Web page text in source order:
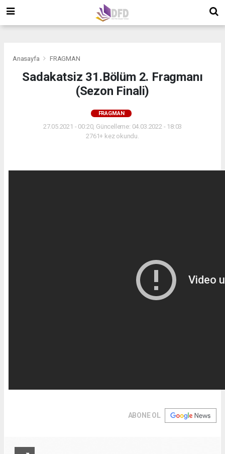
Anasayfa FRAGMAN
Sadakatsiz 31.Bölüm 2. Fragmanı
(Sezon Finali)
FRAGMAN
27.05.2021 - 00:20, Güncelleme: 04.03.2022 - 18:03
2761+ kez okundu.
ABONE OL